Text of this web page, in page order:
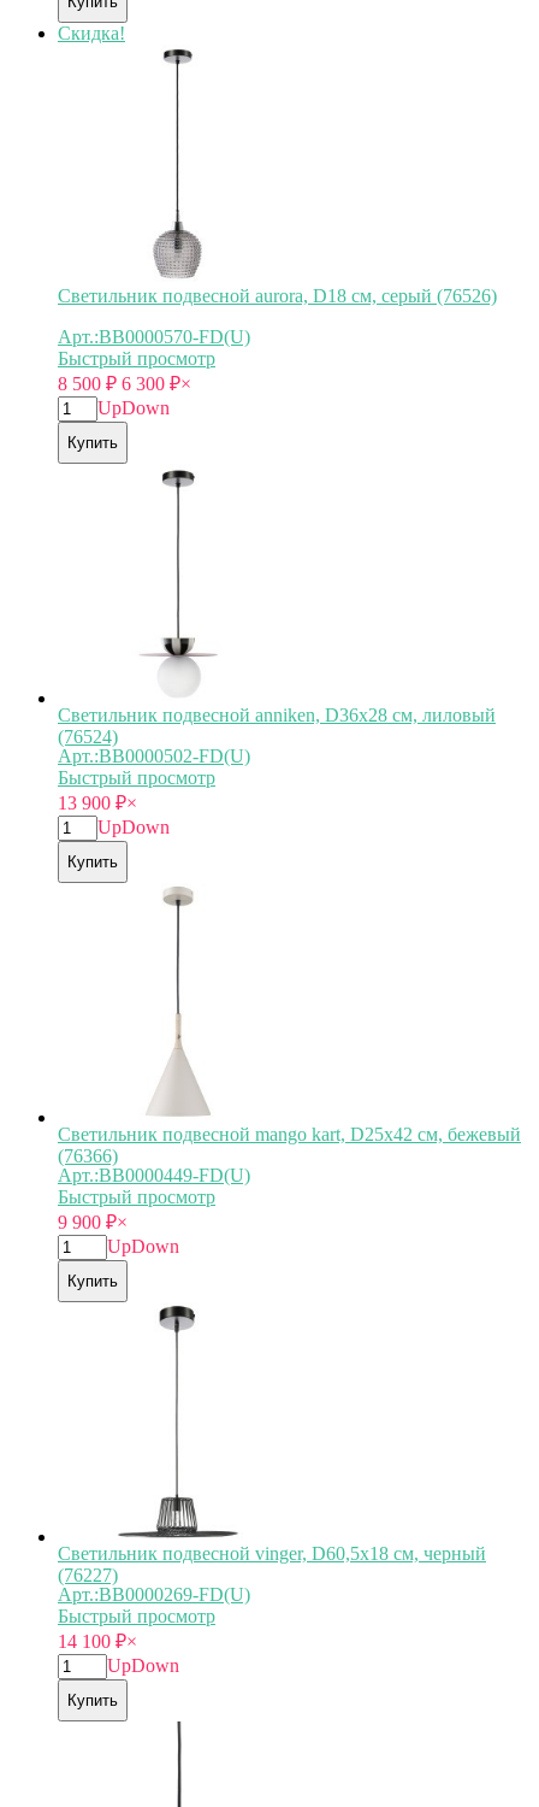
Скидка!
Светильник подвесной aurora, D18 см, серый (76526)
Арт.:BB0000570-FD(U)
Быстрый просмотр
8 500 ₽ 6 300 ₽×
UpDown
Купить
Светильник подвесной anniken, D36х28 см, лиловый
(76524)
Арт.:BB0000502-FD(U)
Быстрый просмотр
13 900 ₽×
UpDown
Купить
Светильник подвесной mango kart, D25х42 см, бежевый
(76366)
Арт.:BB0000449-FD(U)
Быстрый просмотр
9 900 ₽×
UpDown
Купить
Светильник подвесной vinger, D60,5х18 см, черный
(76227)
Арт.:BB0000269-FD(U)
Быстрый просмотр
14 100 ₽×
UpDown
Купить